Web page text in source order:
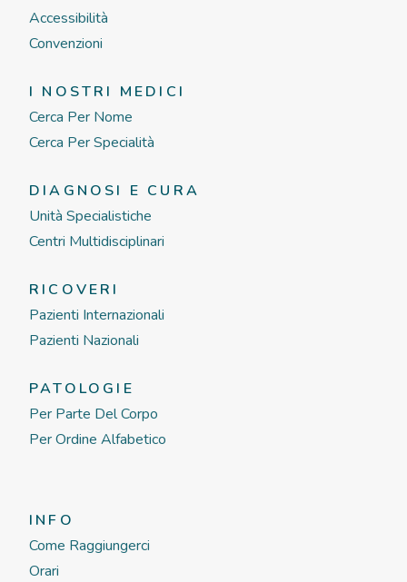
Accessibilità
Convenzioni
I NOSTRI MEDICI
Cerca Per Nome
Cerca Per Specialità
DIAGNOSI E CURA
Unità Specialistiche
Centri Multidisciplinari
RICOVERI
Pazienti Internazionali
Pazienti Nazionali
PATOLOGIE
Per Parte Del Corpo
Per Ordine Alfabetico
INFO
Come Raggiungerci
Orari